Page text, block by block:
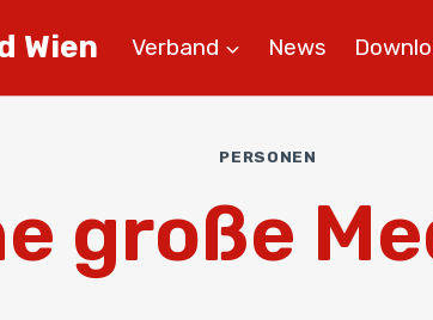
Wien Verband News
PERSONEN
große